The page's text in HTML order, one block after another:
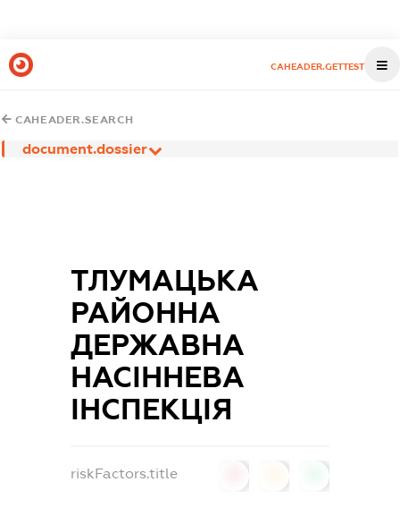
CAHEADER.GETTEST
CAHEADER.SEARCH
document.dossier
ТЛУМАЦЬКА
РАЙОННА
ДЕРЖАВНА
НАСІННЕВА
ІНСПЕКЦІЯ
riskFactors.title